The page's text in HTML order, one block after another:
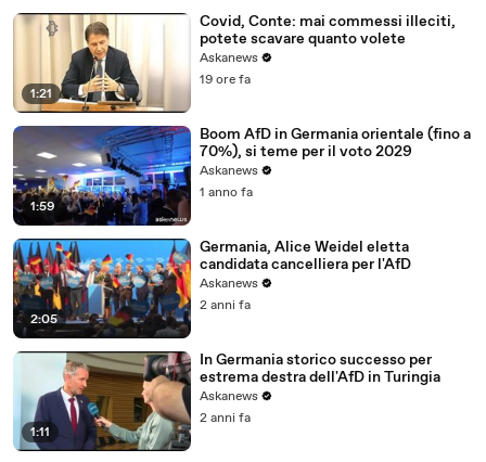
1:21
Covid, Conte: mai commessi illeciti,
potete scavare quanto volete
Askanews
19 ore fa
1:59
Boom AfD in Germania orientale (fino a
70%), si teme per il voto 2029
Askanews
1 anno fa
2:05
Germania, Alice Weidel eletta
candidata cancelliera per l'AfD
Askanews
2 anni fa
1:11
In Germania storico successo per
estrema destra dell'AfD in Turingia
Askanews
2 anni fa